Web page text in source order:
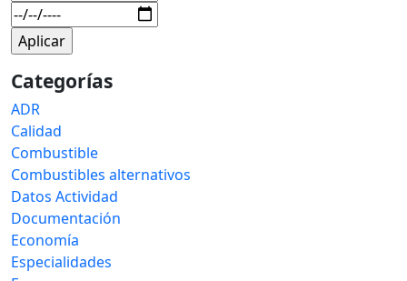
Categorías
ADR
Calidad
Combustible
Combustibles alternativos
Datos Actividad
Documentación
Economía
Especialidades